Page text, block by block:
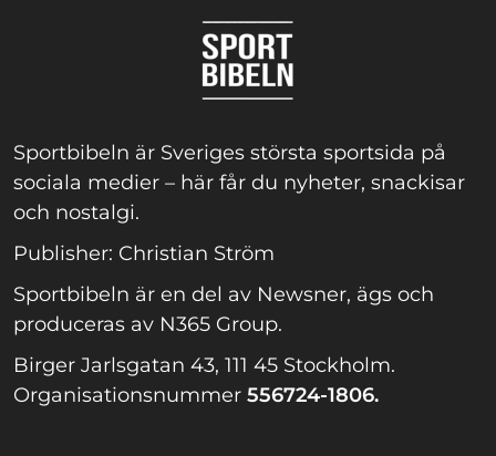
Sportbibeln är Sveriges största sportsida på
sociala medier – här får du nyheter, snackisar
och nostalgi.
Publisher: Christian Ström
Sportbibeln är en del av Newsner, ägs och
produceras av N365 Group.
Birger Jarlsgatan 43, 111 45 Stockholm.
Organisationsnummer 556724-1806.